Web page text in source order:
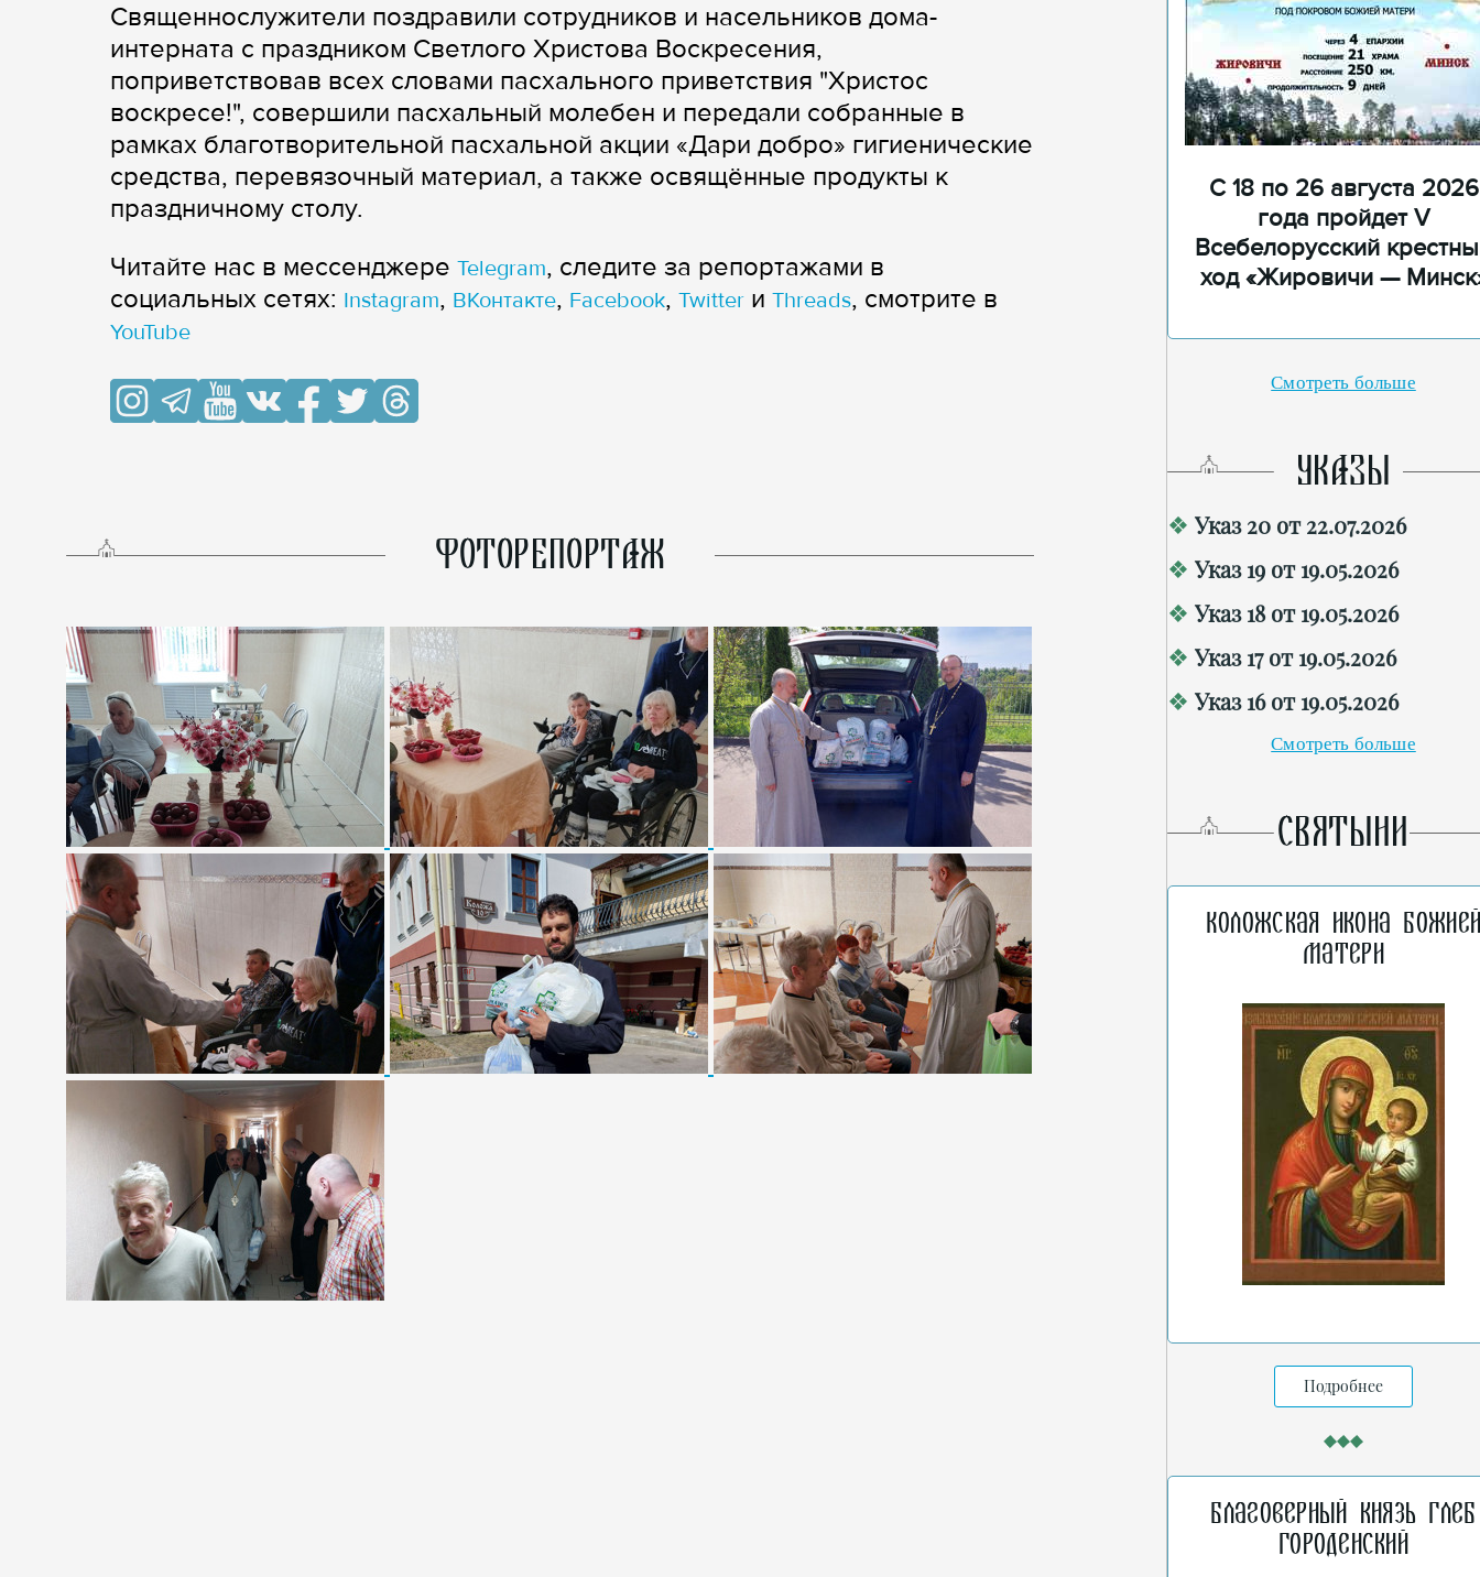
Священнослужители поздравили сотрудников и насельников дома-
интерната с праздником Светлого Христова Воскресения,
поприветствовав всех словами пасхального приветствия "Христос
воскресе!", совершили пасхальный молебен и передали собранные в
рамках благотворительной пасхальной акции «Дари добро» гигиенические
средства, перевязочный материал, а также освящённые продукты к
праздничному столу.
Читайте нас в мессенджере Telegram, следите за репортажами в
cоциальных сетях: Instagram, ВКонтакте, Facebook, Twitter и Threads, смотрите в
YouTube
ФОТОРЕПОРТАЖ
С 18 по 26 августа 2026
года пройдет V
Всебелорусский
ход «Жировичи —
Смотреть больше
УКАЗЫ
Указ 20 от 22.07.2026
Указ 19 от 19.05.2026
Указ 18 от 19.05.2026
Указ 17 от 19.05.2026
Указ 16 от 19.05.2026
Смотреть больше
СВЯТЫНИ
Коложская икона
Матери
Подробнее
Благоверный князь Глеб
Городенский